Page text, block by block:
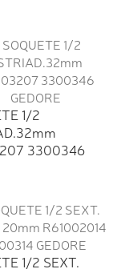
1/2
3300346
1/2 SEXT.